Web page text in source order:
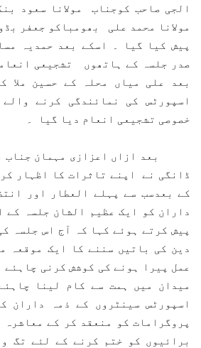
الجی صاحب کوجناب مولانا سعود
مولانا محمد علی بھومباکو جعفر
پیش کیا گیا ۔ اسکے بعد حمدیہ
صدر جلسہ کے ہاتھوں تشجیعی
بعد علی میاں محلہ کے حسین ملا
اسپورٹس کی نمائندگی کرنے
خصوصی تشجیعی انعام دیا گیا ۔
بعد ازاں اعزازی مہمان جناب
ڈانگی نے اپنے تاثرات کا اظہار
کے بعدسب سے پہلے العطار اور
داران کو ایک عظیم الشان جلسہ کے
پیش کرتے ہوئے کہا کہ آج اس جلسہ
دین کی باتیں سننے کا ایک موقعہ
عمل پیرا ہونے کی کوشش کرنی
میدان میں ہمت سے کام لینا
اسپورٹس سینٹروں کے ذمہ
پروگرامات کو منعقد کر کے
برائیوں کو ختم کرنے کے لئے تگ